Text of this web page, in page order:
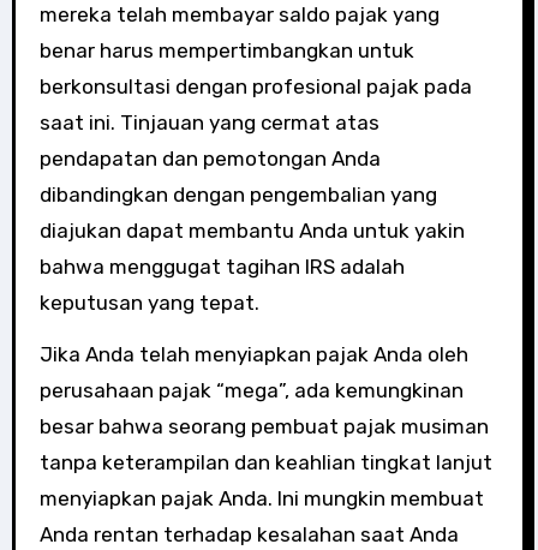
mereka telah membayar saldo pajak yang
benar harus mempertimbangkan untuk
berkonsultasi dengan profesional pajak pada
saat ini. Tinjauan yang cermat atas
pendapatan dan pemotongan Anda
dibandingkan dengan pengembalian yang
diajukan dapat membantu Anda untuk yakin
bahwa menggugat tagihan IRS adalah
keputusan yang tepat.
Jika Anda telah menyiapkan pajak Anda oleh
perusahaan pajak “mega”, ada kemungkinan
besar bahwa seorang pembuat pajak musiman
tanpa keterampilan dan keahlian tingkat lanjut
menyiapkan pajak Anda. Ini mungkin membuat
Anda rentan terhadap kesalahan saat Anda